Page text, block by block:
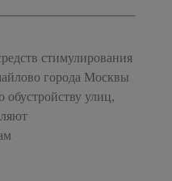
стимулирования
города Москвы
улиц,